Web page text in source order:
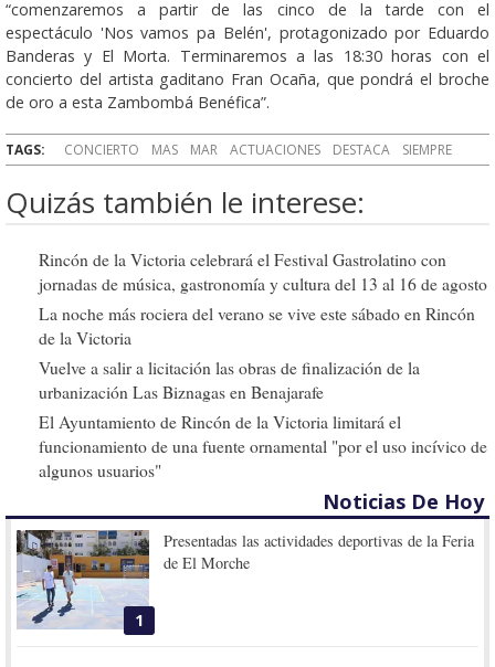
“comenzaremos a partir de las cinco de la tarde con el
espectáculo 'Nos vamos pa Belén', protagonizado por Eduardo
Banderas y El Morta. Terminaremos a las 18:30 horas con el
concierto del artista gaditano Fran Ocaña, que pondrá el broche
de oro a esta Zambombá Benéfica”.
TAGS: CONCIERTO MAS MAR ACTUACIONES DESTACA SIEMPRE
Quizás también le interese:
Rincón de la Victoria celebrará el Festival Gastrolatino con
jornadas de música, gastronomía y cultura del 13 al 16 de agosto
La noche más rociera del verano se vive este sábado en Rincón
de la Victoria
Vuelve a salir a licitación las obras de finalización de la
urbanización Las Biznagas en Benajarafe
El Ayuntamiento de Rincón de la Victoria limitará el
funcionamiento de una fuente ornamental "por el uso incívico de
algunos usuarios"
Noticias De Hoy
1
Presentadas las actividades deportivas de la Feria
de El Morche